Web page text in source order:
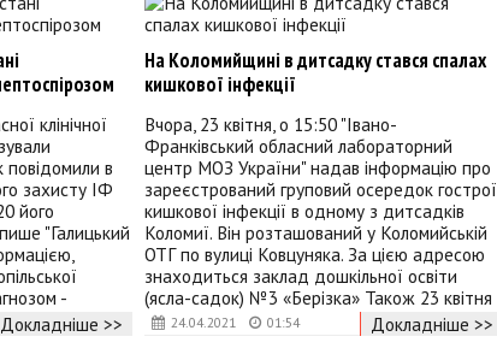
клінічної
в
захисту ІФ
його
"Галицький
-
Докладніше >>
24.04.2021 01:54
На Коломийщині в дитсадку стався спалах
кишкової інфекції
Вчора, 23 квітня, о 15:50 "Івано-
Франківський обласний лабораторний
центр МОЗ України" надав інформацію про
зареєстрований груповий осередок гострої
кишкової інфекції в одному з дитсадків
Коломиї. Він розташований у Коломийській
ОТГ по вулиці Ковцуняка. За цією адресою
знаходиться заклад дошкільної освіти
(ясла-садок) №3 «Берізка» Також 23 квітня
Докладніше >>